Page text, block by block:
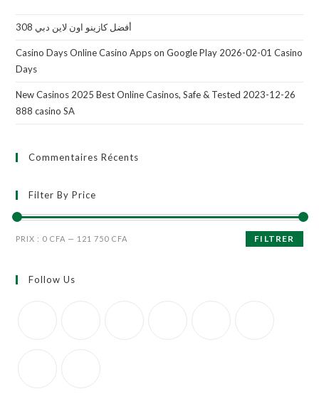
أفضل كازينو اون لاين دبي 308
Casino Days Online Casino Apps on Google Play 2026-02-01 Casino
Days
New Casinos 2025 Best Online Casinos, Safe & Tested 2023-12-26
888 casino SA
Commentaires Récents
Filter By Price
FILTRER
PRIX : 0 CFA — 121 750 CFA
Follow Us